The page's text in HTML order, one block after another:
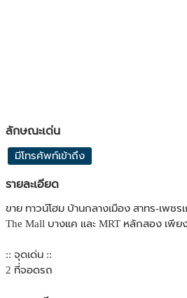
ลักษณะเด่น
มีโทรศัพท์เข้าถึง
รายละเอียด
ขาย ทาวน์โฮม บ้านกลางเมือง สาทร-เพช
The Mall บางแค และ MRT หลักสอง เพีย
:: จุดเด่น ::
2 ที่จอดรถ